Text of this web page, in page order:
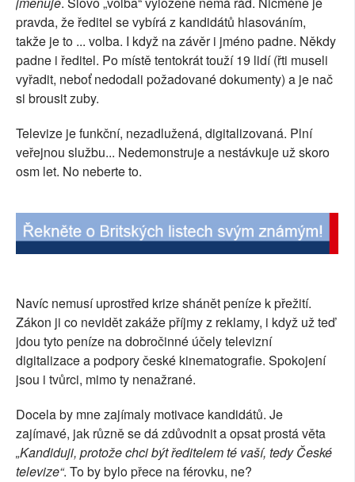
SOCIÁLNÍ SÍTĚ
RUBRIKY
PLNÁ VERZE STRÁNEK
pravda, že ředitel se vybírá z kandidátů hlasováním,
takže je to ... volba. I když na závěr i jméno padne. Někdy
padne i ředitel. Po místě tentokrát touží 19 lidí (řti museli
vyřadit, neboť nedodali požadované dokumenty) a je nač
si brousit zuby.
Televize je funkční, nezadlužená, digitalizovaná. Plní
veřejnou službu... Nedemonstruje a nestávkuje už skoro
osm let. No neberte to.
Navíc nemusí uprostřed krize shánět peníze k přežití.
Zákon ji co nevidět zakáže příjmy z reklamy, i když už teď
jdou tyto peníze na dobročinné účely televizní
digitalizace a podpory české kinematografie. Spokojení
jsou i tvůrci, mimo ty nenažrané.
Docela by mne zajímaly motivace kandidátů. Je
zajímavé, jak různě se dá zdůvodnit a opsat prostá věta
„Kandiduji, protože chci být ředitelem té vaší, tedy České
televize“. To by bylo přece na férovku, ne?